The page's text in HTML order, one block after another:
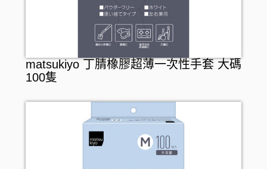
matsukiyo 丁腈橡膠超薄一次性手套 大碼
100隻